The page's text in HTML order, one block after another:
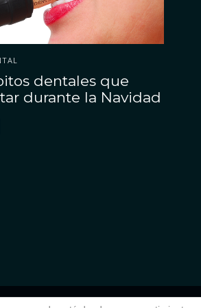
dentales que
durante la Navidad
bacteriana: ¿tiene